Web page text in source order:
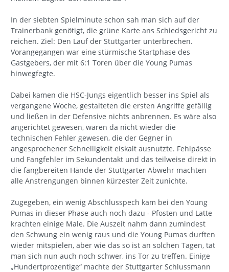
In der siebten Spielminute schon sah man sich auf der
Trainerbank genötigt, die grüne Karte ans Schiedsgericht zu
reichen. Ziel: Den Lauf der Stuttgarter unterbrechen.
Vorangegangen war eine stürmische Startphase des
Gastgebers, der mit 6:1 Toren über die Young Pumas
hinwegfegte.
Dabei kamen die HSC-Jungs eigentlich besser ins Spiel als
vergangene Woche, gestalteten die ersten Angriffe gefällig
und ließen in der Defensive nichts anbrennen. Es wäre also
angerichtet gewesen, wären da nicht wieder die
technischen Fehler gewesen, die der Gegner in
angesprochener Schnelligkeit eiskalt ausnutzte. Fehlpässe
und Fangfehler im Sekundentakt und das teilweise direkt in
die fangbereiten Hände der Stuttgarter Abwehr machten
alle Anstrengungen binnen kürzester Zeit zunichte.
Zugegeben, ein wenig Abschlusspech kam bei den Young
Pumas in dieser Phase auch noch dazu - Pfosten und Latte
krachten einige Male. Die Auszeit nahm dann zumindest
den Schwung ein wenig raus und die Young Pumas durften
wieder mitspielen, aber wie das so ist an solchen Tagen, tat
man sich nun auch noch schwer, ins Tor zu treffen. Einige
„Hundertprozentige“ machte der Stuttgarter Schlussmann